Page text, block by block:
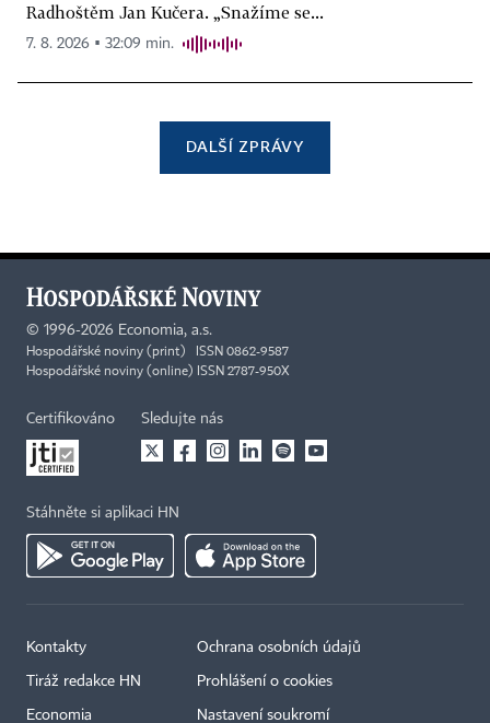
Radhoštěm Jan Kučera. „Snažíme se...
7. 8. 2026 ▪ 32:09 min.
DALŠÍ ZPRÁVY
© 1996-2026 Economia, a.s.
Hospodářské noviny (print) ISSN 0862-9587
Hospodářské noviny (online) ISSN 2787-950X
Certifikováno Sledujte nás
Stáhněte si aplikaci HN
Kontakty
Tiráž redakce HN
Economia
Ochrana osobních údajů
Prohlášení o cookies
Nastavení soukromí